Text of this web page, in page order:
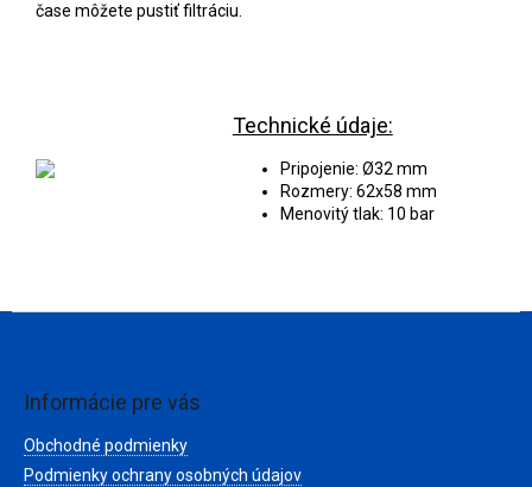
čase môžete pustiť filtráciu.
Technické údaje:
Pripojenie: Ø32 mm
Rozmery: 62x58 mm
Menovitý tlak: 10 bar
Informácie pre vás
Obchodné podmienky
Podmienky ochrany osobných údajov